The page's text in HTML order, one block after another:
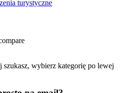
turystyczne
wybierz kategorię po lewej